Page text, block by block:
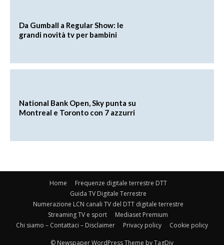
Da Gumball a Regular Show: le
grandi novità tv per bambini
National Bank Open, Sky punta su
Montreal e Toronto con 7 azzurri
Home
Frequenze digitale terrestre DTT
Guida TV Digitale Terrestre
Numerazione LCN canali TV del DTT digitale terrestre
Streaming TV e sport
Mediaset Premium
Chi siamo – Contattaci – Disclaimer
Privacy policy Cookie policy
© Newspaper WordPress Theme by TagDiv